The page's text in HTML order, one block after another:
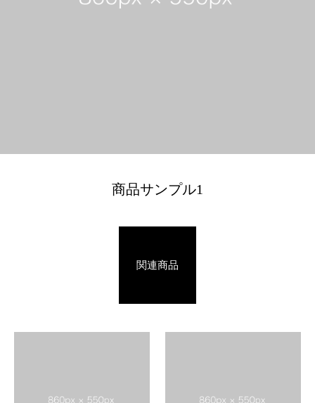
商品サンプル1
関連商品